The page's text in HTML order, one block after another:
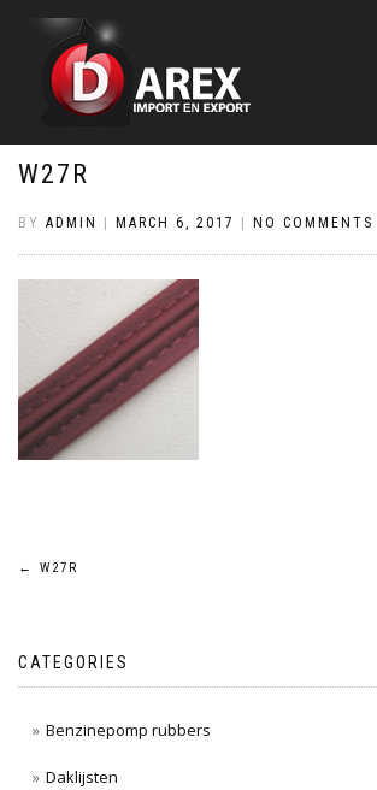
W27R
BY ADMIN MARCH 6, 2017 NO COMMENTS
Post
← W27R
CATEGORIES
Benzinepomp rubbers
Daklijsten